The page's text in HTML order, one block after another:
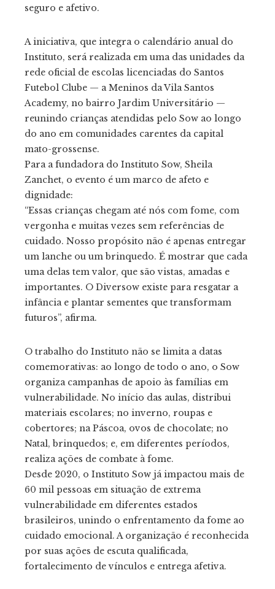
seguro e afetivo.
A iniciativa, que integra o calendário anual do
Instituto, será realizada em uma das unidades da
rede oficial de escolas licenciadas do Santos
Futebol Clube — a Meninos da Vila Santos
Academy, no bairro Jardim Universitário —
reunindo crianças atendidas pelo Sow ao longo
do ano em comunidades carentes da capital
mato-grossense.
Para a fundadora do Instituto Sow, Sheila
Zanchet, o evento é um marco de afeto e
dignidade:
“Essas crianças chegam até nós com fome, com
vergonha e muitas vezes sem referências de
cuidado. Nosso propósito não é apenas entregar
um lanche ou um brinquedo. É mostrar que cada
uma delas tem valor, que são vistas, amadas e
importantes. O Diversow existe para resgatar a
infância e plantar sementes que transformam
futuros”, afirma.
O trabalho do Instituto não se limita a datas
comemorativas: ao longo de todo o ano, o Sow
organiza campanhas de apoio às famílias em
vulnerabilidade. No início das aulas, distribui
materiais escolares; no inverno, roupas e
cobertores; na Páscoa, ovos de chocolate; no
Natal, brinquedos; e, em diferentes períodos,
realiza ações de combate à fome.
Desde 2020, o Instituto Sow já impactou mais de
60 mil pessoas em situação de extrema
vulnerabilidade em diferentes estados
brasileiros, unindo o enfrentamento da fome ao
cuidado emocional. A organização é reconhecida
por suas ações de escuta qualificada,
fortalecimento de vínculos e entrega afetiva.